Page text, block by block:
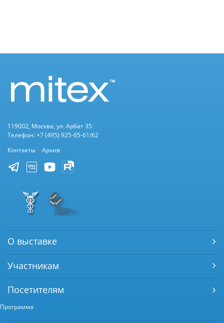
119002, Москва, ул. Арбат 35
Телефон: +7 (495) 925-65-61/62
Контакты
Архив
О выставке
Участникам
Посетителям
Программа